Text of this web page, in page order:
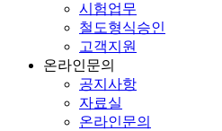
시험업무
철도형식승인
고객지원
온라인문의
공지사항
자료실
온라인문의